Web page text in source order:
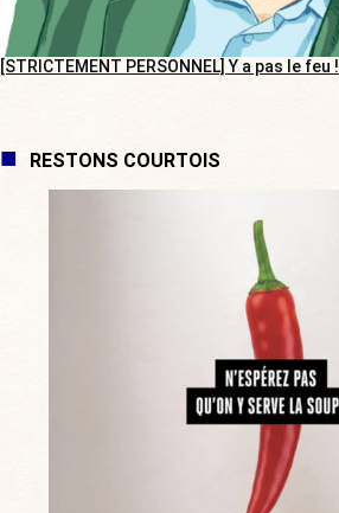
[STRICTEMENT PERSONNEL] Y a pas le feu !
RESTONS COURTOIS